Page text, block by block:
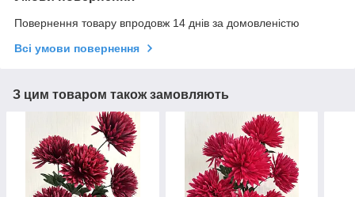
Повернення товару впродовж 14 днів за домовленістю
Всі умови повернення
З цим товаром також замовляють